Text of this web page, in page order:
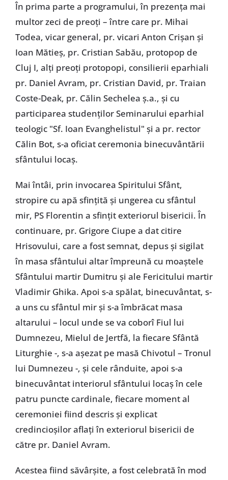
În prima parte a programului, în prezența mai
multor zeci de preoți – între care pr. Mihai
Todea, vicar general, pr. vicari Anton Crișan și
Ioan Mătieș, pr. Cristian Sabău, protopop de
Cluj I, alți preoți protopopi, consilierii eparhiali
pr. Daniel Avram, pr. Cristian David, pr. Traian
Coste-Deak, pr. Călin Sechelea ș.a., și cu
participarea studenților Seminarului eparhial
teologic "Sf. Ioan Evanghelistul" și a pr. rector
Călin Bot, s-a oficiat ceremonia binecuvântării
sfântului locaș.
Mai întâi, prin invocarea Spiritului Sfânt,
stropire cu apă sfințită și ungerea cu sfântul
mir, PS Florentin a sfințit exteriorul bisericii. În
continuare, pr. Grigore Ciupe a dat citire
Hrisovului, care a fost semnat, depus și sigilat
în masa sfântului altar împreună cu moaștele
Sfântului martir Dumitru și ale Fericitului martir
Vladimir Ghika. Apoi s-a spălat, binecuvântat, s-
a uns cu sfântul mir și s-a îmbrăcat masa
altarului – locul unde se va coborî Fiul lui
Dumnezeu, Mielul de Jertfă, la fiecare Sfântă
Liturghie -, s-a așezat pe masă Chivotul – Tronul
lui Dumnezeu -, și cele rânduite, apoi s-a
binecuvântat interiorul sfântului locaș în cele
patru puncte cardinale, fiecare moment al
ceremoniei fiind descris și explicat
credincioșilor aflați în exteriorul bisericii de
către pr. Daniel Avram.
Acestea fiind săvârșite, a fost celebrată în mod